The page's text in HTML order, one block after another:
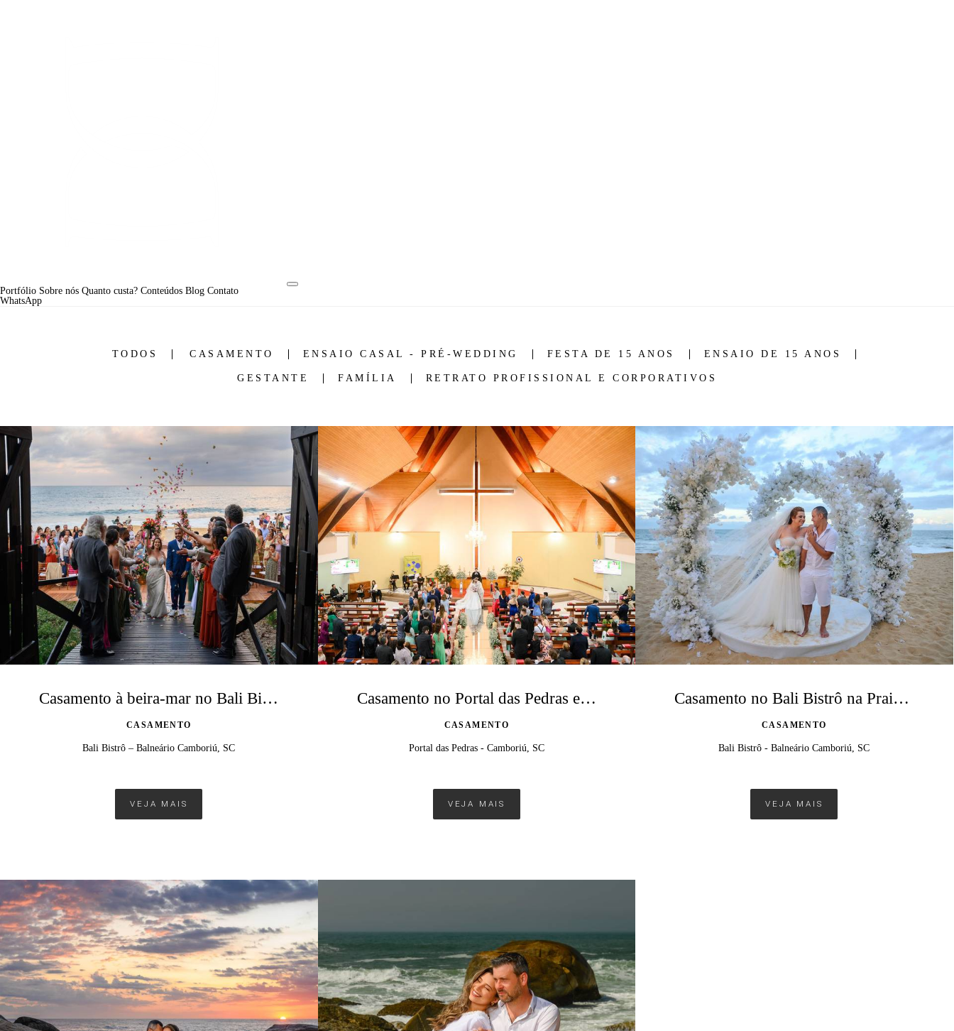
Portfólio Sobre nós Quanto custa? Conteúdos Blog Contato
WhatsApp
TODOS CASAMENTO ENSAIO CASAL - PRÉ-WEDDING FESTA DE 15 ANOS ENSAIO DE 15 ANOS
GESTANTE FAMÍLIA RETRATO PROFISSIONAL E CORPORATIVOS
Casamento à beira-mar no Bali Bistrô em Balneário Camboriú
CASAMENTO
Bali Bistrô – Balneário Camboriú, SC
VEJA MAIS
Casamento no Portal das Pedras em Camboriú
CASAMENTO
Portal das Pedras - Camboriú, SC
VEJA MAIS
Casamento no Bali Bistrô na Praia do Estaleirinho
CASAMENTO
Bali Bistrô - Balneário Camboriú, SC
VEJA MAIS